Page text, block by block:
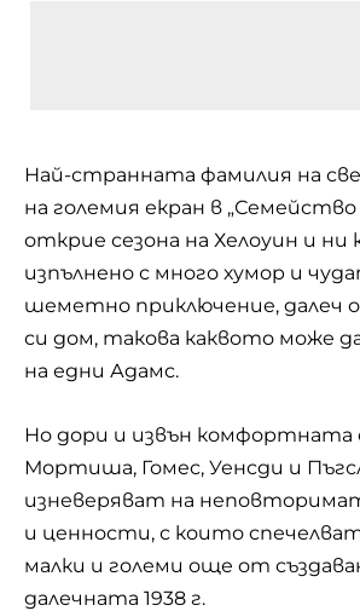
Най-странната фамилия на
на големия екран в „Семейство
открие сезона на Хелоуин и ни
изпълнено с много хумор и
шеметно приключение, далеч
си дом, такова каквото може
на едни Адамс.
Но дори и извън комфортната
Мортиша, Гомес, Уенсди и
изневеряват на
и ценности, с които
малки и големи още от
далечната 1938 г.